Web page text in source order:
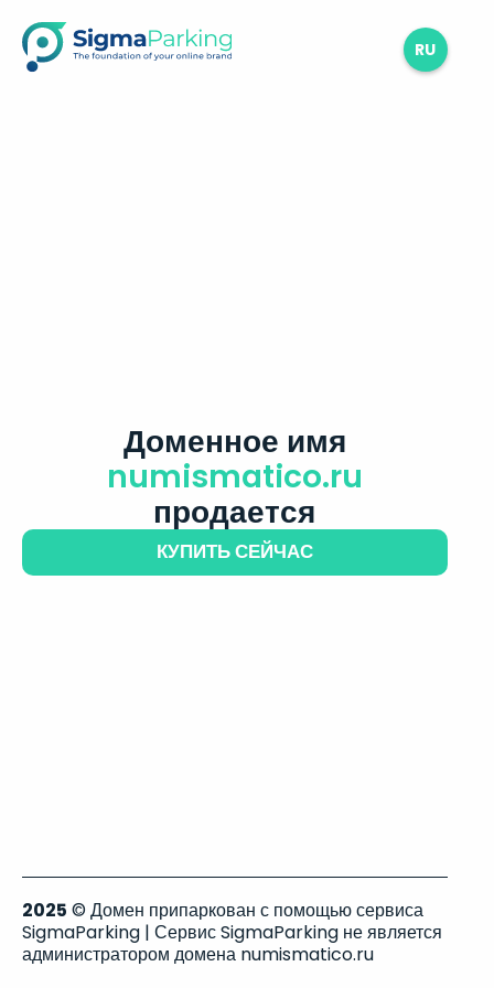
RU
Доменное имя
numismatico.ru
продается
КУПИТЬ СЕЙЧАС
2025 © Домен припаркован с помощью сервиса
SigmaParking | Сервис SigmaParking не является
администратором домена numismatico.ru